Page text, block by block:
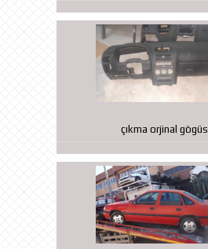
çıkma orjinal gögüs